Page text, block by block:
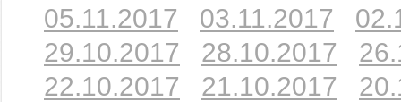
05.11.2017
03.11.2017
29.10.2017
28.10.2017
22.10.2017
21.10.2017